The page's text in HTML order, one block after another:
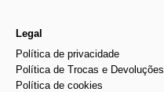
Legal
Política de privacidade
Política de Trocas e Devoluções
Política de cookies